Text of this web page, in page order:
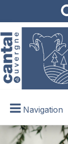
Navigation